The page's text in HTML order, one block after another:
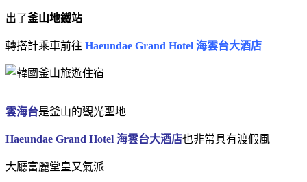
出了釜山地鐵站
轉搭計乘車前往 Haeundae Grand Hotel 海雲台大酒店
雲海台是釜山的觀光聖地
Haeundae Grand Hotel 海雲台大酒店也非常具有渡假風
大廳富麗堂皇又氣派